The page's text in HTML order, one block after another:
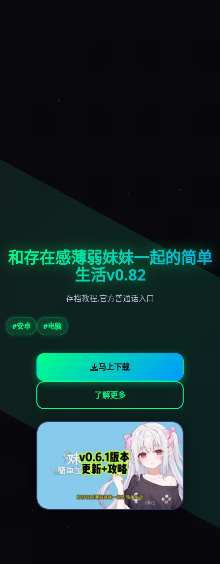
和存在感薄弱妹妹一起的简单
生活v0.82
存档教程,官方普通话入口
#安卓 #电脑
马上下载
了解更多